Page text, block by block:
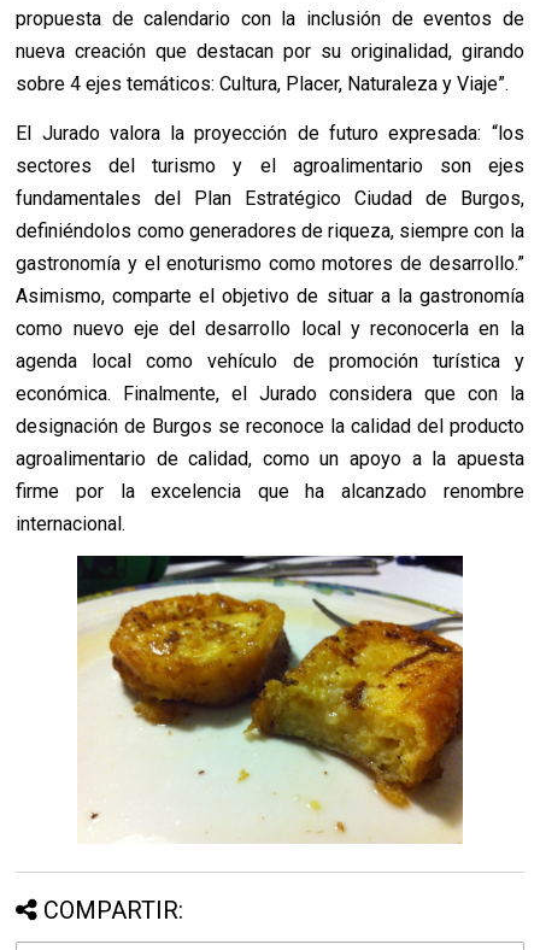
propuesta de calendario con la inclusión de eventos de
nueva creación que destacan por su originalidad, girando
sobre 4 ejes temáticos: Cultura, Placer, Naturaleza y Viaje”.
El Jurado valora la proyección de futuro expresada: “los
sectores del turismo y el agroalimentario son ejes
fundamentales del Plan Estratégico Ciudad de Burgos,
definiéndolos como generadores de riqueza, siempre con la
gastronomía y el enoturismo como motores de desarrollo.”
Asimismo, comparte el objetivo de situar a la gastronomía
como nuevo eje del desarrollo local y reconocerla en la
agenda local como vehículo de promoción turística y
económica. Finalmente, el Jurado considera que con la
designación de Burgos se reconoce la calidad del producto
agroalimentario de calidad, como un apoyo a la apuesta
firme por la excelencia que ha alcanzado renombre
internacional.
COMPARTIR: